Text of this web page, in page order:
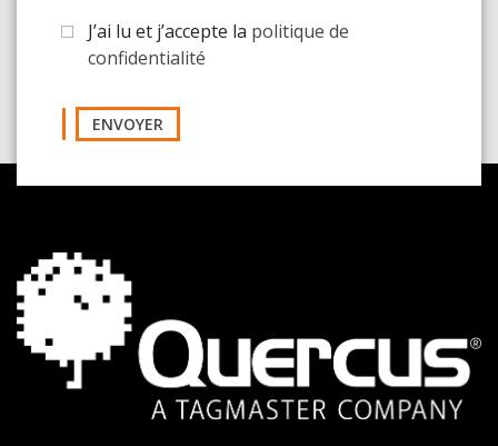
J’ai lu et j’accepte la politique de
confidentialité
ENVOYER